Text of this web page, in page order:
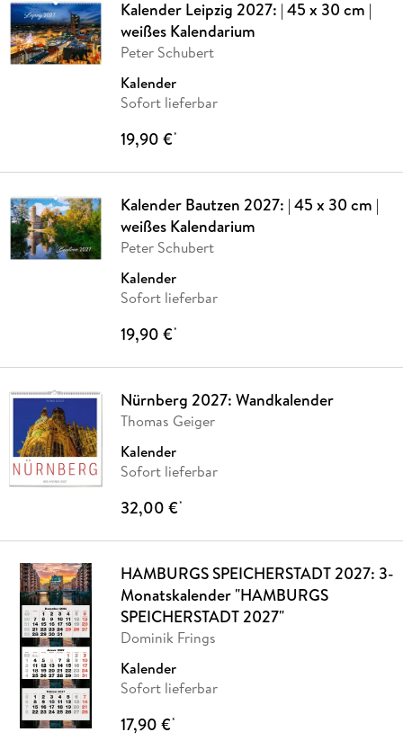
Kalender Leipzig 2027: | 45 x 30 cm |
weißes Kalendarium
Peter Schubert
Kalender
Sofort lieferbar
19,90 €*
Kalender Bautzen 2027: | 45 x 30 cm |
weißes Kalendarium
Peter Schubert
Kalender
Sofort lieferbar
19,90 €*
Nürnberg 2027: Wandkalender
Thomas Geiger
Kalender
Sofort lieferbar
32,00 €*
HAMBURGS SPEICHERSTADT 2027: 3-
Monatskalender "HAMBURGS
SPEICHERSTADT 2027"
Dominik Frings
Kalender
Sofort lieferbar
17,90 €*